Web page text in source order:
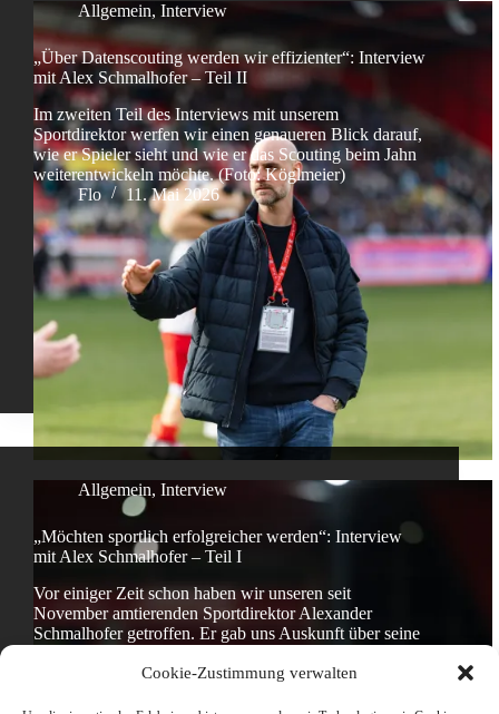
Cookie-Zustimmung verwalten
Allgemein, Interview
„Über Datenscouting werden wir effizienter“: Interview
mit Alex Schmalhofer – Teil II
Im zweiten Teil des Interviews mit unserem
Sportdirektor werfen wir einen genaueren Blick darauf,
wie er Spieler sieht und wie er das Scouting beim Jahn
weiterentwickeln möchte. (Foto: Köglmeier)
Flo
11. Mai 2026
Allgemein, Interview
„Möchten sportlich erfolgreicher werden“: Interview
mit Alex Schmalhofer – Teil I
Vor einiger Zeit schon haben wir unseren seit
November amtierenden Sportdirektor Alexander
Schmalhofer getroffen. Er gab uns Auskunft über seine
seine Kriterien bei der Kaderplanung. (Foto: